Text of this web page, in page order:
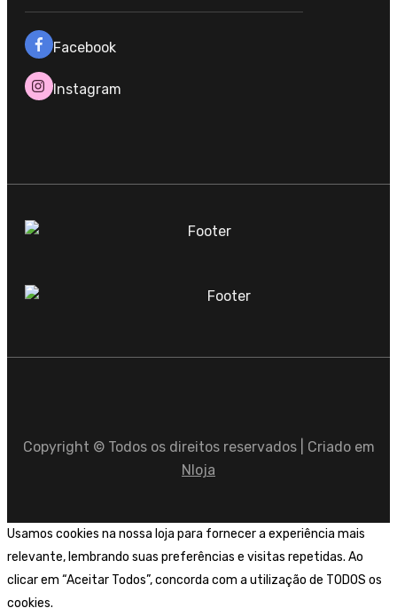
Facebook
Instagram
Copyright © Todos os direitos reservados | Criado em
Nloja
Usamos cookies na nossa loja para fornecer a experiência mais
relevante, lembrando suas preferências e visitas repetidas. Ao
clicar em “Aceitar Todos”, concorda com a utilização de TODOS os
cookies.